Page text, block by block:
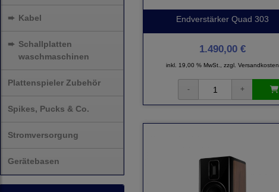
➨ Kabel
➨ Schallplatten
waschmaschinen
Plattenspieler Zubehör
Spikes, Pucks & Co.
Stromversorgung
Gerätebasen
Endverstärker Quad 303
1.490,00 €
inkl. 19,00 % MwSt., zzgl. Versandkosten